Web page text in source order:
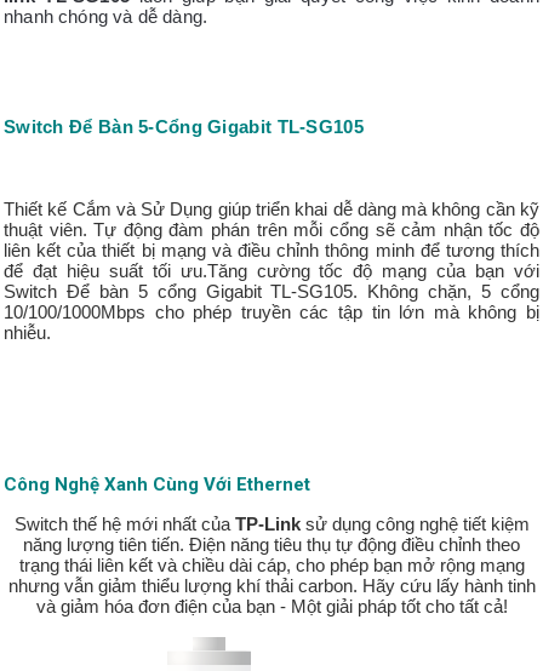
nhanh chóng và dễ dàng.
Switch Để Bàn 5-Cổng Gigabit TL-SG105
Thiết kế Cắm và Sử Dụng giúp triển khai dễ dàng mà không cần kỹ
thuật viên. Tự động đàm phán trên mỗi cổng sẽ cảm nhận tốc độ
liên kết của thiết bị mạng và điều chỉnh thông minh để tương thích
để đạt hiệu suất tối ưu.Tăng cường tốc độ mạng của bạn với
Switch Để bàn 5 cổng Gigabit TL-SG105. Không chặn, 5 cổng
10/100/1000Mbps cho phép truyền các tập tin lớn mà không bị
nhiễu.
Công Nghệ Xanh Cùng Với Ethernet
Switch thế hệ mới nhất của TP-Link sử dụng công nghệ tiết kiệm
năng lượng tiên tiến. Điện năng tiêu thụ tự động điều chỉnh theo
trạng thái liên kết và chiều dài cáp, cho phép bạn mở rộng mạng
nhưng vẫn giảm thiểu lượng khí thải carbon. Hãy cứu lấy hành tinh
và giảm hóa đơn điện của bạn - Một giải pháp tốt cho tất cả!